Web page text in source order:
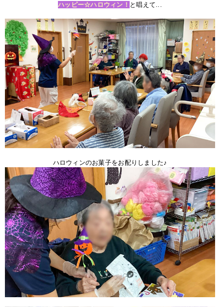
ハッピー☆ハロウィン！ と唱えて...
ハロウィンのお菓子をお配りしました♪